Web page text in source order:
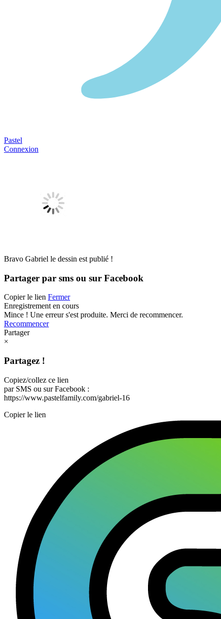
Pastel
Connexion
Bravo Gabriel le dessin est publié !
Partager par sms ou sur Facebook
Copier le lien Fermer
Enregistrement en cours
Mince ! Une erreur s'est produite. Merci de recommencer.
Recommencer
Partager
×
Partagez !
Copiez/collez ce lien
par SMS ou sur Facebook :
https://www.pastelfamily.com/gabriel-16
Copier le lien